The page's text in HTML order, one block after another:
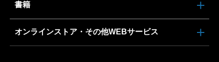
書籍
オンラインストア・その他WEBサービス